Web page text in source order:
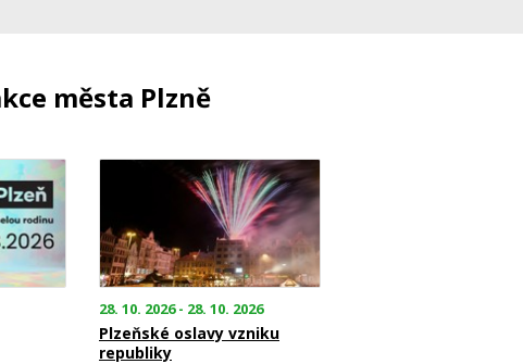
města Plzně
28. 10. 2026 - 28. 10. 2026
Plzeňské oslavy vzniku
republiky